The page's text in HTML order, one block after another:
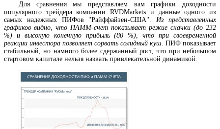
Для сравнения мы представляем вам графики доходности
популярного трейдера компании RVDMarkets и данные одного из
самых надежных ПИФов "Райффайзен-США".Из представленных
графиков видно, что ПАММ-счет показывает резкие скачки (до 232
%) и высокую конечную прибыль (80 %), что при своевременной
реакции инвестора позволяет сорвать солидный куш. ПИФ показывает
стабильный, но намного более сдержанный рост, что при небольшом
стартовом капитале нельзя назвать привлекательной динамикой.